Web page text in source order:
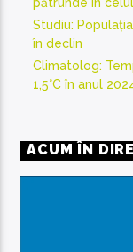
Studiu:
în declin
Climatolog:
1,5°C în anul
ACUM ÎN